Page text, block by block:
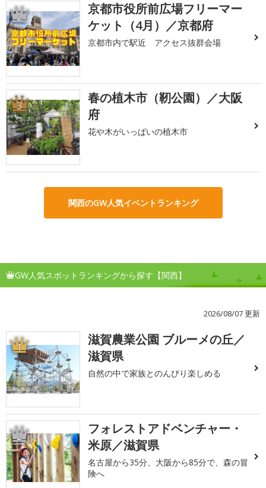
2
京都市役所前広場フリーマー
ケット（4月）／京都府
京都市内で駅近 アクセス抜群会場
3
春の植木市（靭公園）／大阪
府
花や木がいっぱいの植木市
関西のGW人気イベントランキング
GW人気スポットランキングから探す【関西】
2026/08/07 更新
1
滋賀農業公園 ブルーメの丘／
滋賀県
自然の中で家族とのんびり楽しめる
2
フォレストアドベンチャー・
米原／滋賀県
名古屋から35分、大阪から85分で、森の冒
険へ